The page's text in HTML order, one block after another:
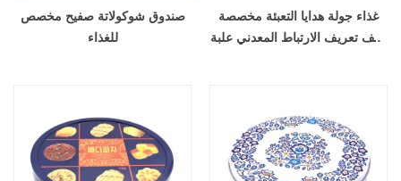
صندوق شوكولاتة صفيح مخصص
للغذاء
غذاء جولة هدايا التعبئة مخصصة
ملف تعريف الارتباط المعدني علبة